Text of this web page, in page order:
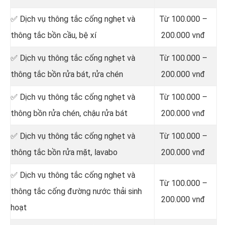
✅ Dịch vụ thông tắc cống nghẹt và
thông tắc bồn cầu, bệ xí
Từ 100.000 –
200.000 vnđ
✅ Dịch vụ thông tắc cống nghẹt và
thông tắc bồn rửa bát, rửa chén
Từ 100.000 –
200.000 vnđ
✅ Dịch vụ thông tắc cống nghẹt và
thông bồn rửa chén, chậu rửa bát
Từ 100.000 –
200.000 vnđ
✅ Dịch vụ thông tắc cống nghẹt và
thông tắc bồn rửa mặt, lavabo
Từ 100.000 –
200.000 vnđ
‎✅ Dịch vụ thông tắc cống nghẹt và
thông tắc cống đường nước thải sinh
hoạt
Từ 100.000 –
200.000 vnđ